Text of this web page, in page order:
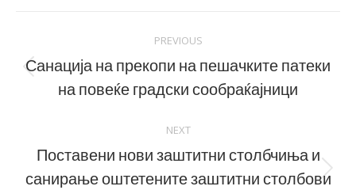
navigation
PREVIOUS
Previous
post:
Санација на прекопи на пешачките патеки
на повеќе градски сообраќајници
NEXT
Next
Поставени нови заштитни столбчиња и
санирање оштетените заштитни столбови